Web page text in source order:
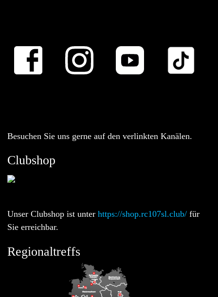
Besuchen Sie uns gerne auf den verlinkten Kanälen.
Clubshop
Unser Clubshop ist unter https://shop.rc107sl.club/ für
Sie erreichbar.
Regionaltreffs